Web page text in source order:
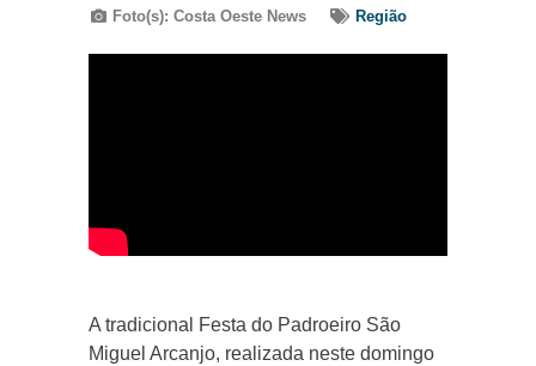
Foto(s): Costa Oeste News
Região
A tradicional Festa do Padroeiro São
Miguel Arcanjo, realizada neste domingo